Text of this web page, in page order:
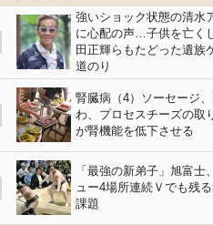
強いショック状態の清水
に心配の声…子供を亡く
田正輝らもたどった遺族
道のり
腎臓病（4）ソーセージ、
わ、プロセスチーズの取
が腎機能を低下させる
「最強の新弟子」旭富士
ュー4場所連続Ｖでも残
課題